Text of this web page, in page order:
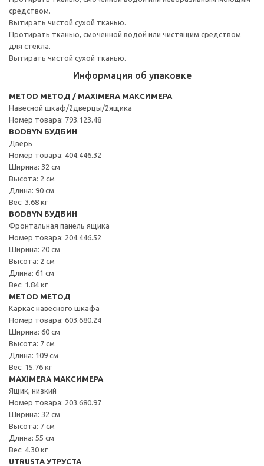
средством.
Вытирать чистой сухой тканью.
Протирать тканью, смоченной водой или чистящим средством
для стекла.
Вытирать чистой сухой тканью.
Информация об упаковке
METOD МЕТОД / MAXIMERA МАКСИМЕРА
Навесной шкаф/2дверцы/2ящика
Номер товара: 793.123.48
BODBYN БУДБИН
Дверь
Номер товара: 404.446.32
Ширина: 32 см
Высота: 2 см
Длина: 90 см
Вес: 3.68 кг
BODBYN БУДБИН
Фронтальная панель ящика
Номер товара: 204.446.52
Ширина: 20 см
Высота: 2 см
Длина: 61 см
Вес: 1.84 кг
METOD МЕТОД
Каркас навесного шкафа
Номер товара: 603.680.24
Ширина: 60 см
Высота: 7 см
Длина: 109 см
Вес: 15.76 кг
MAXIMERA МАКСИМЕРА
Ящик, низкий
Номер товара: 203.680.97
Ширина: 32 см
Высота: 7 см
Длина: 55 см
Вес: 4.30 кг
UTRUSTA УТРУСТА